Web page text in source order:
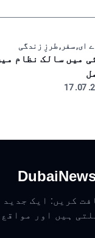
ای, سفر, طرزِ زندگی
کریں: ایک
ہیں اور مواقع